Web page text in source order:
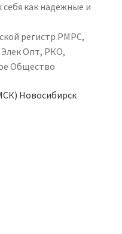
как надежные и
регистр РМРС,
Опт, РКО,
Общество
Новосибирск
Дону Краснодар Омск